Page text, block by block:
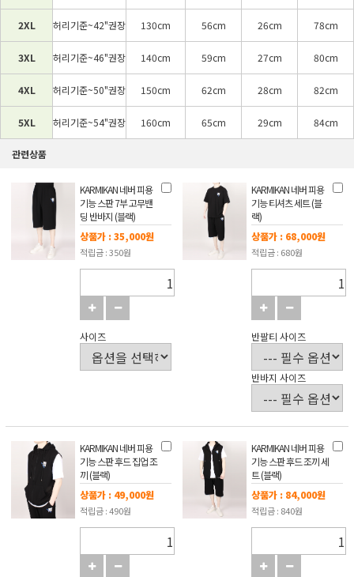
2XL 허리기준~42"권장 130cm 56cm 26cm 78cm
3XL 허리기준~46"권장 140cm 59cm 27cm 80cm
4XL 허리기준~50"권장 150cm 62cm 28cm 82cm
5XL 허리기준~54"권장 160cm 65cm 29cm 84cm
관련상품
KARMIKAN 네버 피용
기능 스판 7부 고무밴
딩 반바지 (블랙)
상품가 : 35,000원
적립금 : 350원
사이즈
KARMIKAN 네버 피용
기능 티셔츠 세트 (블
랙)
상품가 : 68,000원
적립금 : 680원
반팔티 사이즈
반바지 사이즈
KARMIKAN 네버 피용
기능 스판 후드 집업 조
끼 (블랙)
상품가 : 49,000원
적립금 : 490원
KARMIKAN 네버 피용
기능 스판 후드 조끼 세
트 (블랙)
상품가 : 84,000원
적립금 : 840원